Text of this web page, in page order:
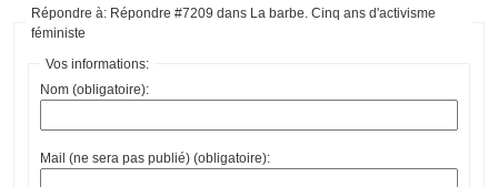
Répondre à: Répondre #7209 dans La barbe. Cinq ans d'activisme
féministe
Vos informations:
Nom (obligatoire):
Mail (ne sera pas publié) (obligatoire):